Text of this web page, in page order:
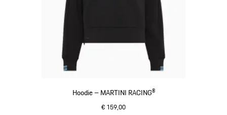
Hoodie – MARTINI RACING®
€ 159,00